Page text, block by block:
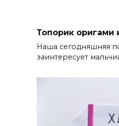
Топорик оригами
Наша сегодняшняя
заинтересует